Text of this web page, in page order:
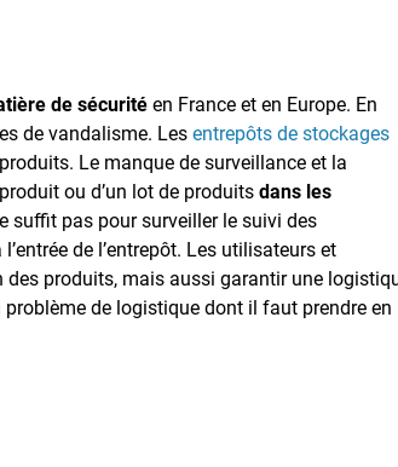
de sécurité en France et en Europe. En
de vandalisme. Lesentrepôts de stockages
Le manque de surveillance et la
ou d’un lot de produitsdans les
suffit pas pour surveiller le suivi des
de l’entrepôt. Les utilisateurs et
des produits, mais aussi garantir une
de logistique dont il faut prendre en